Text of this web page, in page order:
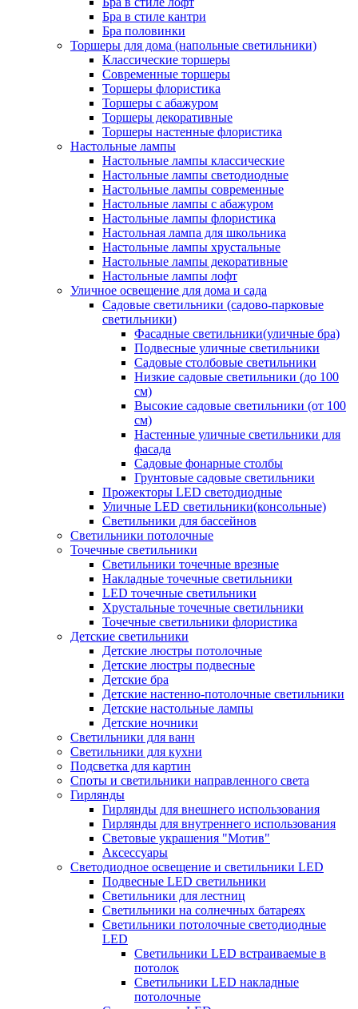
Бра в стиле кантри
Бра половинки
Торшеры для дома (напольные светильники)
Классические торшеры
Современные торшеры
Торшеры флористика
Торшеры с абажуром
Торшеры декоративные
Торшеры настенные флористика
Настольные лампы
Настольные лампы классические
Настольные лампы светодиодные
Настольные лампы современные
Настольные лампы с абажуром
Настольные лампы флористика
Настольная лампа для школьника
Настольные лампы хрустальные
Настольные лампы декоративные
Настольные лампы лофт
Уличное освещение для дома и сада
Садовые светильники (садово-парковые
светильники)
Фасадные светильники(уличные бра)
Подвесные уличные светильники
Садовые столбовые светильники
Низкие садовые светильники (до 100
см)
Высокие садовые светильники (от 100
см)
Настенные уличные светильники для
фасада
Садовые фонарные столбы
Грунтовые садовые светильники
Прожекторы LED светодиодные
Уличные LED светильники(консольные)
Светильники для бассейнов
Светильники потолочные
Точечные светильники
Светильники точечные врезные
Накладные точечные светильники
LED точечные светильники
Хрустальные точечные светильники
Точечные светильники флористика
Детские светильники
Детские люстры потолочные
Детские люстры подвесные
Детские бра
Детские настенно-потолочные светильники
Детские настольные лампы
Детские ночники
Светильники для ванн
Светильники для кухни
Подсветка для картин
Споты и светильники направленного света
Гирлянды
Гирлянды для внешнего использования
Гирлянды для внутреннего использования
Световые украшения "Мотив"
Аксессуары
Светодиодное освещение и светильники LED
Подвесные LED светильники
Светильники для лестниц
Светильники на солнечных батареях
Светильники потолочные светодиодные
LED
Cветильники LED встраиваемые в
потолок
Светильники LED накладные
потолочные